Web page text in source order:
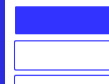
Kontakt os
English